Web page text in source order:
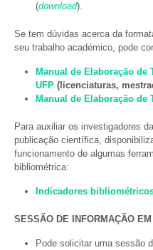
(download).
Se tem dúvidas acerca da
seu trabalho académico, pode
Manual de Elaboração de
UFP (licenciaturas,
Manual de Elaboração de
Para auxiliar os investigadores
publicação científica,
funcionamento de algumas
bibliométrica:
Indicadores
SESSÃO DE INFORMAÇÃO
Pode solicitar uma sessão